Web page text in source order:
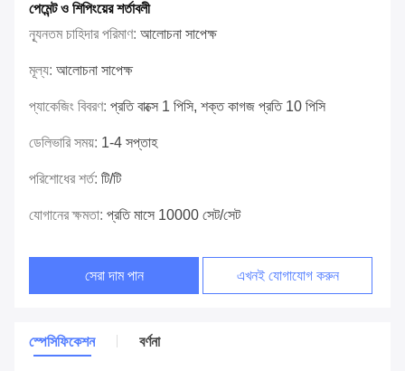
পেমেন্ট ও শিপিংয়ের শর্তাবলী
ন্যূনতম চাহিদার পরিমাণ: আলোচনা সাপেক্ষ
মূল্য: আলোচনা সাপেক্ষ
প্যাকেজিং বিবরণ: প্রতি বাক্সে 1 পিসি, শক্ত কাগজ প্রতি 10 পিসি
ডেলিভারি সময়: 1-4 সপ্তাহ
পরিশোধের শর্ত: টি/টি
যোগানের ক্ষমতা: প্রতি মাসে 10000 সেট/সেট
সেরা দাম পান এখনই যোগাযোগ করুন
স্পেসিফিকেশন বর্ণনা